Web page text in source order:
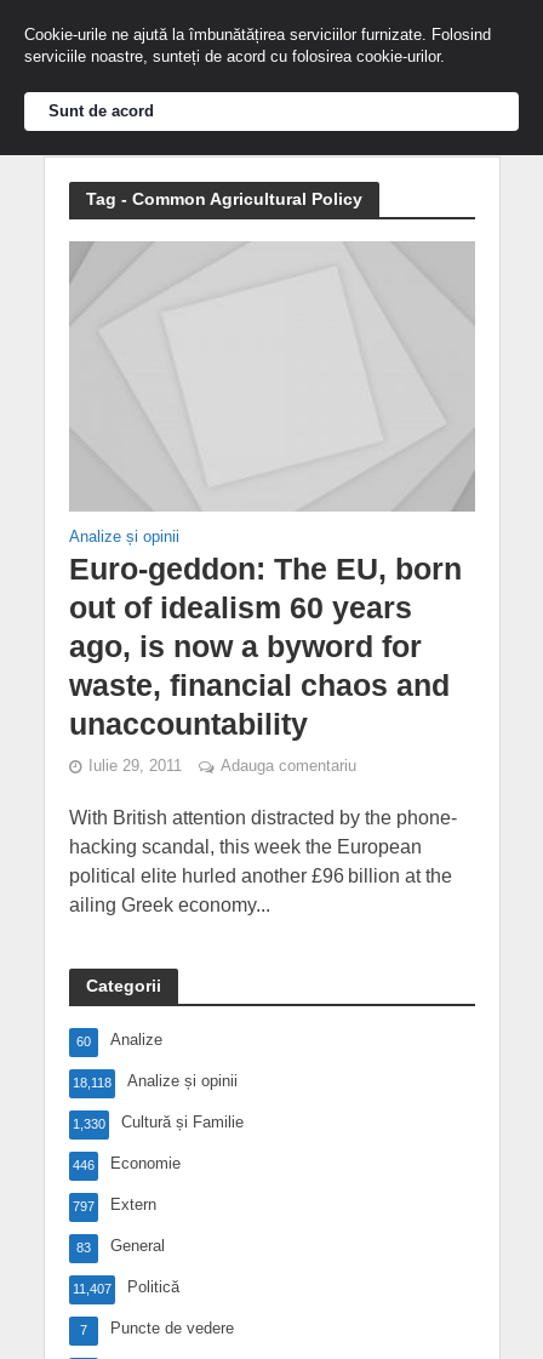
Tag - Common Agricultural Policy
Analize și opinii
Euro-geddon: The EU, born
out of idealism 60 years
ago, is now a byword for
waste, financial chaos and
unaccountability
Iulie 29, 2011 Adauga comentariu
With British attention distracted by the phone-
hacking scandal, this week the European
political elite hurled another £96 billion at the
ailing Greek economy...
Categorii
Analize
60
Analize și opinii
18,118
Cultură și Familie
1,330
Economie
446
Extern
797
General
83
Politică
11,407
Puncte de vedere
7
Cookie-urile ne ajută la îmbunătățirea serviciilor furnizate. Folosind
serviciile noastre, sunteți de acord cu folosirea cookie-urilor.
Sunt de acord